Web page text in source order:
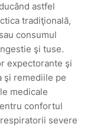
astfel
tradiţională,
consumul
şi tuse.
expectorante şi
şi remediile pe
medicale
confortul
severe